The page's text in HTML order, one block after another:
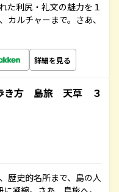
た利尻・礼文の魅力を１
カルチャーまで。さあ、
詳細を見る
き方 島旅 天草 ３
歴史的名所まで、島の人